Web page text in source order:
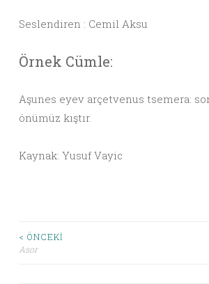
Seslendiren : Cemil Aksu
Örnek Cümle:
Aşunes eyev arçetvenus tsemera:
önümüz kıştır.
Kaynak: Yusuf Vayic
< ÖNCEKI
Asor